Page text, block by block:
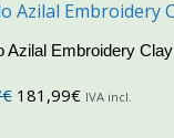
Azilal Embroidery Clay
€ 181,99€ IVA incl.